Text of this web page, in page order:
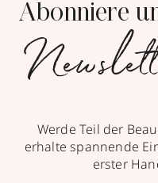
Abonniere
Werde Teil der
erhalte spannende
erster